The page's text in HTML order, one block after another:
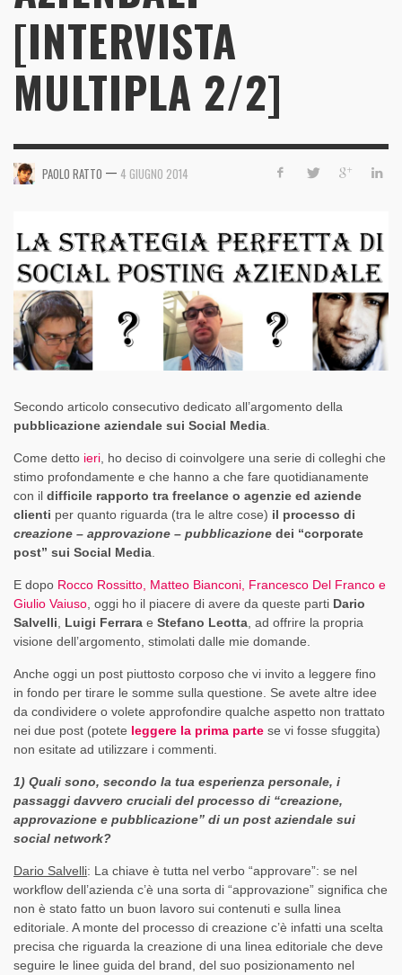
[INTERVISTA
MULTIPLA 2/2]
PAOLO RATTO — 4 GIUGNO 2014
Secondo articolo consecutivo dedicato all’argomento della
pubblicazione aziendale sui Social Media
Come detto ieri , ho deciso di coinvolgere una serie di colleghi che
stimo profondamente e che hanno a che fare quotidianamente
con il difficile rapporto tra freelance o agenzie ed aziende
clienti per quanto riguarda (tra le altre cose) il processo di
creazione – approvazione – pubblicazione dei “corporate
post” sui Social Media
E dopo Rocco Rossitto, Matteo Bianconi, Francesco Del Franco e
Giulio Vaiuso , oggi ho il piacere di avere da queste parti Dario
Salvelli
Luigi Ferrara e Stefano Leotta , ad offrire la propria
visione dell’argomento, stimolati dalle mie domande.
Anche oggi un post piuttosto corposo che vi invito a leggere fino
in fondo per tirare le somme sulla questione. Se avete altre idee
da condividere o volete approfondire qualche aspetto non trattato
nei due post (potete leggere la prima parte se vi fosse sfuggita)
non esitate ad utilizzare i commenti.
1) Quali sono, secondo la tua esperienza personale, i
passaggi davvero cruciali del processo di “creazione,
approvazione e pubblicazione” di un post aziendale sui
social network?
Dario Salvelli: La chiave è tutta nel verbo “approvare”: se nel
workflow dell’azienda c’è una sorta di “approvazione” significa che
non è stato fatto un buon lavoro sui contenuti e sulla linea
editoriale. A monte del processo di creazione c’è infatti una scelta
precisa che riguarda la creazione di una linea editoriale che deve
seguire le linee guida del brand, del suo posizionamento nel